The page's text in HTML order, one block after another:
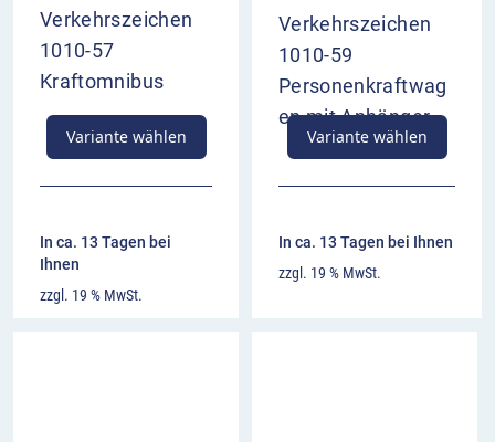
Verkehrszeichen
1010-57
Kraftomnibus
Variante wählen
In ca. 13 Tagen bei
Ihnen
zzgl. 19 % MwSt.
Verkehrszeichen
1010-59
Personenkraftwag
en mit Anhänger
Variante wählen
In ca. 13 Tagen bei Ihnen
zzgl. 19 % MwSt.